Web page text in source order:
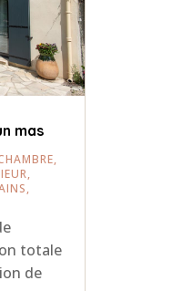
mas
,
,
,
totale
de